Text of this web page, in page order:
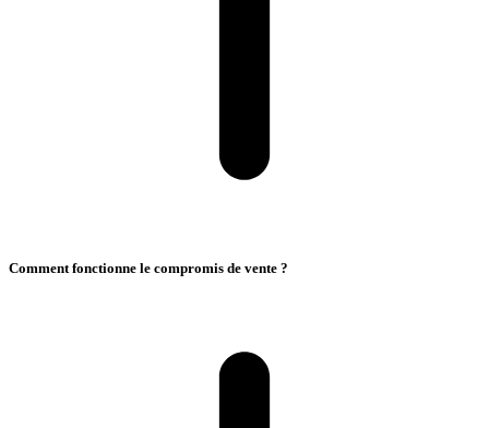
Comment fonctionne le compromis de vente ?